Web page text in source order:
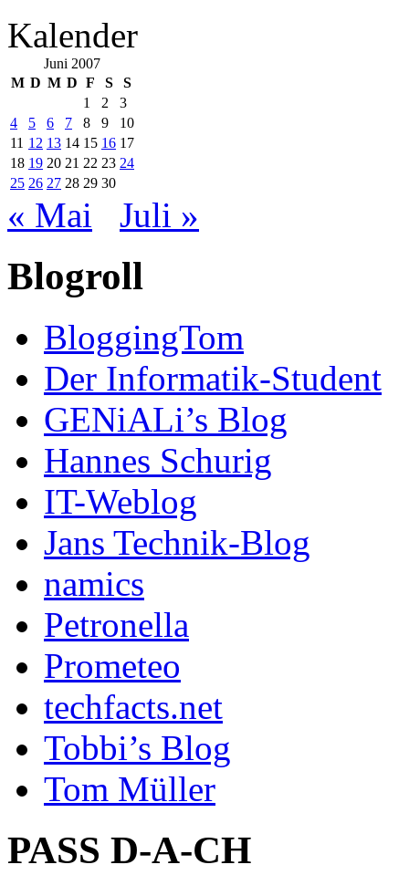
Kalender
Juni 2007
M D M D F S
S
1
2
3
4
5 6 7 8 9
10
11 12 13 14 15 16 17
18 19 20 21 22 23 24
25 26 27 28 29 30
« Mai Juli »
Blogroll
BloggingTom
Der Informatik-Student
GENiALi’s Blog
Hannes Schurig
IT-Weblog
Jans Technik-Blog
namics
Petronella
Prometeo
techfacts.net
Tobbi’s Blog
Tom Müller
PASS D-A-CH